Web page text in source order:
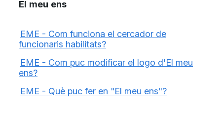
El meu ens
EME - Com funciona el cercador de
funcionaris habilitats?
EME - Com puc modificar el logo d'El meu
ens?
EME - Què puc fer en "El meu ens"?